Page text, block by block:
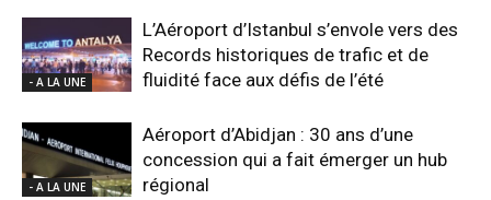
- A LA UNE
L’Aéroport d’Istanbul s’envole vers des
Records historiques de trafic et de
fluidité face aux défis de l’été
- A LA UNE
Aéroport d’Abidjan : 30 ans d’une
concession qui a fait émerger un hub
régional